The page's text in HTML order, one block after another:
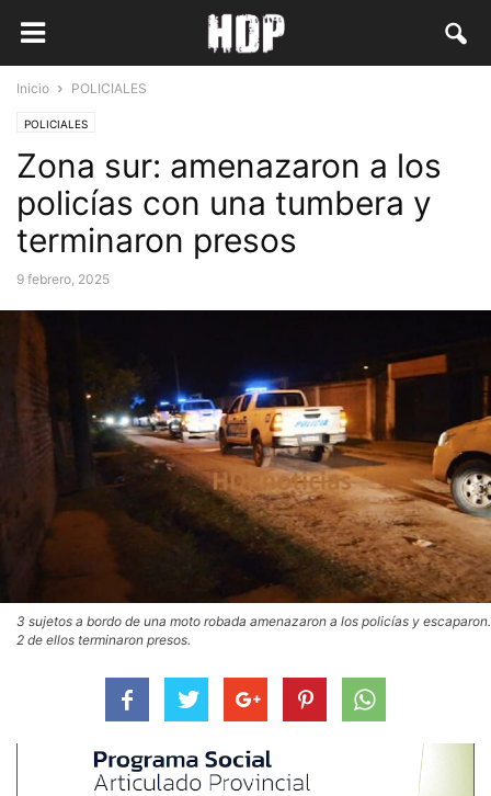
Inicio POLICIALES
POLICIALES
Zona sur: amenazaron a los
policías con una tumbera y
terminaron presos
9 febrero, 2025
3 sujetos a bordo de una moto robada amenazaron a los policías y escaparon.
2 de ellos terminaron presos.